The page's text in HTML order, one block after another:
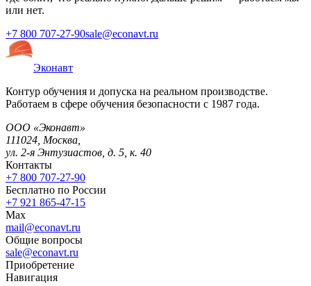
или нет.
+7 800 707-27-90sale@econavt.ru
Эконавт
Контур обучения и допуска на реальном производстве.
Работаем в сфере обучения безопасности с 1987 года.
ООО «Эконавт»
111024 Москва
ул. 2-я Энтузиастов, д. 5, к. 40
Контакты
+7 800 707-27-90
Бесплатно по России
+7 921 865-47-15
Max
mail@econavt.ru
Общие вопросы
sale@econavt.ru
Приобретение
Навигация